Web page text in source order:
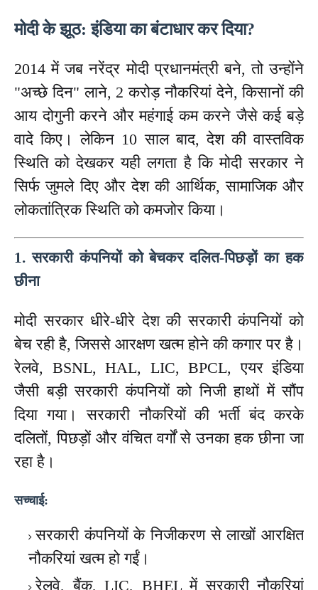
मोदी के झूठ: इंडिया का बंटाधार कर दिया?
2014 में जब नरेंद्र मोदी प्रधानमंत्री बने, तो उन्होंने
"अच्छे दिन" लाने, 2 करोड़ नौकरियां देने, किसानों की
आय दोगुनी करने और महंगाई कम करने जैसे कई बड़े
वादे किए। लेकिन 10 साल बाद, देश की वास्तविक
स्थिति को देखकर यही लगता है कि मोदी सरकार ने
सिर्फ जुमले दिए और देश की आर्थिक, सामाजिक और
लोकतांत्रिक स्थिति को कमजोर किया।
1. सरकारी कंपनियों को बेचकर दलित-पिछड़ों का हक
छीना
मोदी सरकार धीरे-धीरे देश की सरकारी कंपनियों को
बेच रही है, जिससे आरक्षण खत्म होने की कगार पर है ।
रेलवे, BSNL, HAL, LIC, BPCL, एयर इंडिया
जैसी बड़ी सरकारी कंपनियों को निजी हाथों में सौंप
दिया गया। सरकारी नौकरियों की भर्ती बंद करके
दलितों, पिछड़ों और वंचित वर्गों से उनका हक छीना जा
रहा है ।
सच्चाई:
सरकारी कंपनियों के निजीकरण से लाखों आरक्षित
नौकरियां खत्म हो गईं।
रेलवे, बैंक, LIC, BHEL में सरकारी नौकरियां